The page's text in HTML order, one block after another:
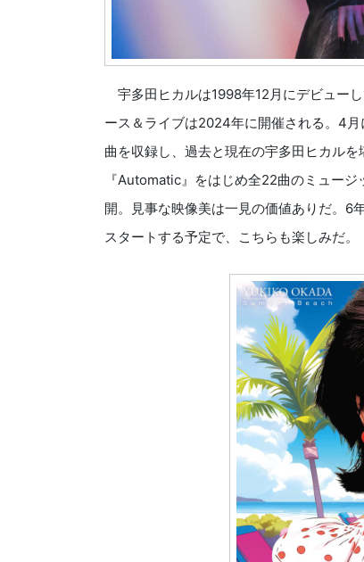
宇多田ヒカルは1998年12月にデビュー
ース＆ライブは2024年に開催される。4
曲を収録し、過去と現在の宇多田ヒカル
『Automatic』をはじめ全22曲のミュー
開。見事な映像美は一見の価値ありだ。6
スタートする予定で、こちらも楽しみだ。